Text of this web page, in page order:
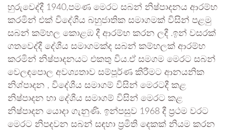
හුරුවෙද්දී 1940,පමණ මෙරට සබන් නිෂ්පාදනය ආරම්භ
කරමින් එක් විදේශීය බහුජාතික සමාගමක් විසින් පළමු
සබන් කම්හල කොළඹ දී ආරම්භ කරන ලදී .ඉන් වසරක්
ගතවෙද්දී දේශීය සමාගමක්ද සබන් කම්හලක් ආරම්භ
කරමින් නිෂ්පාදනයට එකතු විය.ඒ සමගම මෙරට සබන්
වෙලඳපොල අවශ්‍යතාව සම්පූර්ණ කිරීමට ආනයනික
නිශ්පාදන , විදේශීය සමාගම් විසින් මෙරටදී කළ
නිෂ්පාදන හා දේශීය සමාගම් විසින් මෙරට කළ
නිෂ්පාදන යොදා ගැනුණි. ඉන්පසුව 1968 දී ප්‍රථම වරට
මෙරට නිපදවන සබන් සඳහා ප්‍රමිති දෙකක් නියම කරන